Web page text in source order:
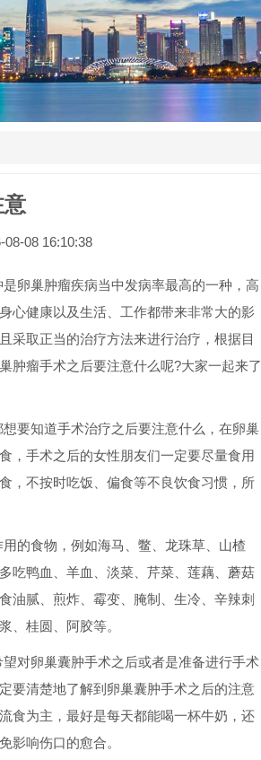
意
08 16:10:38
卵巢肿瘤疾病当中发病率最高的一种，高
心健康以及生活、工作都带来非常大的影
采取正当的治疗方法来进行治疗，根据目
肿瘤手术之后要注意什么呢?大家一起来了
要知道手术治疗之后要注意什么，在卵巢
，手术之后的女性朋友们一定要尽量食用
，不按时吃饭、偏食等不良饮食习惯，所
的食物，例如海马、鳖、龙珠草、山楂
吃鸭血、羊血、淡菜、芹菜、莲藕、蘑菇
油腻、煎炸、霉变、腌制、生冷、辛辣刺
、桂圆、阿胶等。
对卵巢囊肿手术之后或者是准备进行手术
要清楚地了解到卵巢囊肿手术之后的注意
食为主，最好是每天都能喝一杯牛奶，还
影响伤口的愈合。